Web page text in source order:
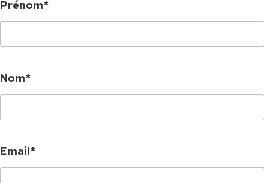
Prénom*
Nom*
Email*